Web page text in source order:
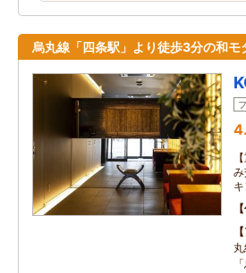
烏丸線「四条駅」より徒歩3分の和モ